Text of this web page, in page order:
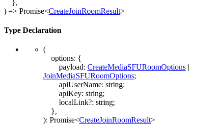
},
) => Promise<CreateJoinRoomResult>
Type Declaration
(
options: {
payload: CreateMediaSFURoomOptions |
JoinMediaSFURoomOptions;
apiUserName: string;
apiKey: string;
localLink?: string;
},
): Promise<CreateJoinRoomResult>